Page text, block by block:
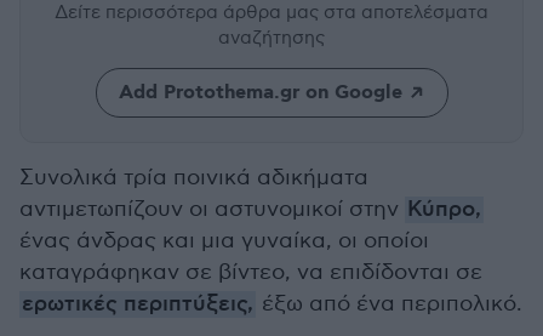
Δείτε περισσότερα άρθρα μας στα αποτελέσματα
αναζήτησης
Add Protothema.gr on Google
Συνολικά τρία ποινικά αδικήματα
αντιμετωπίζουν οι αστυνομικοί στην Κύπρο,
ένας άνδρας και μια γυναίκα, οι οποίοι
καταγράφηκαν σε βίντεο, να επιδίδονται σε
ερωτικές περιπτύξεις, έξω από ένα περιπολικό.